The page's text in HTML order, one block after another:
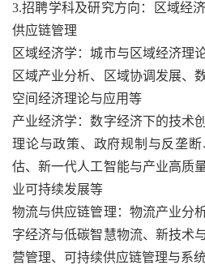
3.招聘学科及研究方向：区域经
供应链管理
区域经济学：城市与区域经济理
区域产业分析、区域协调发展、
空间经济理论与应用等
产业经济学：数字经济下的技术
理论与政策、政府规制与反垄
估、新一代人工智能与产业高质
业可持续发展等
物流与供应链管理：物流产业分
字经济与低碳智慧物流、新技术
营管理、可持续供应链管理与系